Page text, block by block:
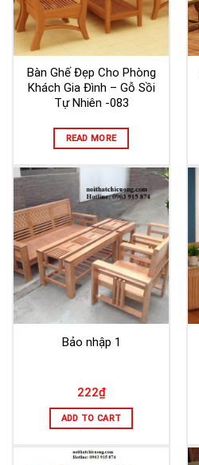
Bàn Ghế Đẹp Cho Phòng
Khách Gia Đình – Gỗ Sồi
Tự Nhiên -083
READ MORE
Bảo nhập 1
222₫
ADD TO CART